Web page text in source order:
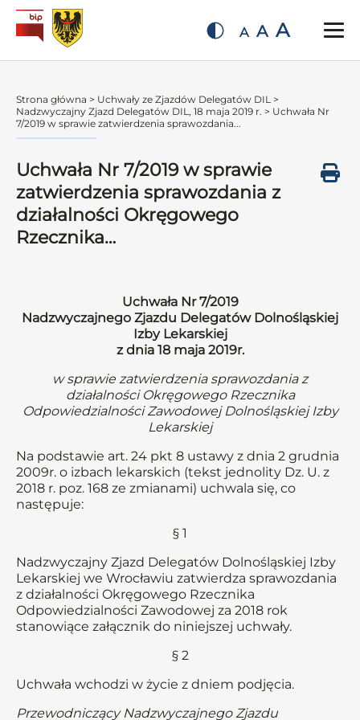
A A A
Strona główna > Uchwały ze Zjazdów Delegatów DIL >
Nadzwyczajny Zjazd Delegatów DIL, 18 maja 2019 r. > Uchwała Nr
7/2019 w sprawie zatwierdzenia sprawozdania...
Uchwała Nr 7/2019 w sprawie
zatwierdzenia sprawozdania z
działalności Okręgowego
Rzecznika…
Uchwała Nr 7/2019
Nadzwyczajnego Zjazdu Delegatów Dolnośląskiej
Izby Lekarskiej
z dnia 18 maja 2019r.
w sprawie zatwierdzenia sprawozdania z
działalności Okręgowego Rzecznika
Odpowiedzialności Zawodowej Dolnośląskiej Izby
Lekarskiej
Na podstawie art. 24 pkt 8 ustawy z dnia 2 grudnia
2009r. o izbach lekarskich (tekst jednolity Dz. U. z
2018 r. poz. 168 ze zmianami) uchwala się, co
następuje:
§ 1
Nadzwyczajny Zjazd Delegatów Dolnośląskiej Izby
Lekarskiej we Wrocławiu zatwierdza sprawozdania
z działalności Okręgowego Rzecznika
Odpowiedzialności Zawodowej za 2018 rok
stanowiące załącznik do niniejszej uchwały.
§ 2
Uchwała wchodzi w życie z dniem podjęcia.
Przewodniczący Nadzwyczajnego Zjazdu